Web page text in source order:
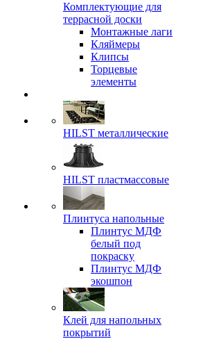
Комплектующие для
террасной доски
Монтажные лаги
Кляймеры
Клипсы
Торцевые
элементы
HILST металлические
HILST пластмассовые
Плинтуса напольные
Плинтус МДФ
белый под
покраску
Плинтус МДФ
экошпон
Клей для напольных
покрытий